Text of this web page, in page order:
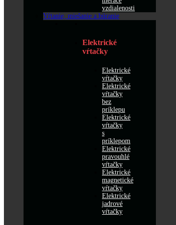
vzdialenosti
Vŕtanie, miešanie a búranie
Elektrické
vŕtačky
Elektrické
vŕtačky
Elektrické
vŕtačky
bez
príklepu
Elektrické
vŕtačky
s
príklepom
Elektrické
pravouhlé
vŕtačky
Elektrické
magnetické
vŕtačky
Elektrické
jadrové
vŕtačky